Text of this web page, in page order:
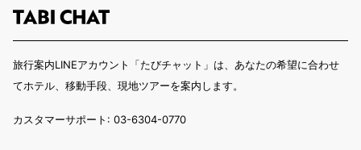
旅行案内LINEアカウント「たびチャット」は、あなたの希望に合わせ
てホテル、移動手段、現地ツアーを案内します。
カスタマーサポート: 03-6304-0770